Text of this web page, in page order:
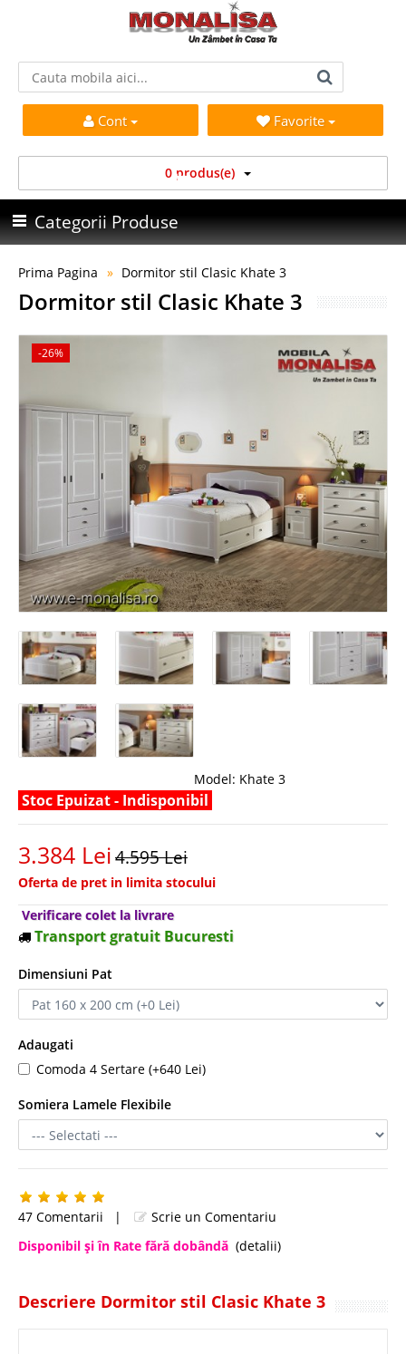
Cont Favorite
0 produs(e)
Categorii Produse
Prima Pagina Dormitor stil Clasic Khate 3
Dormitor stil Clasic Khate 3
-26%
Model: Khate 3
Stoc Epuizat - Indisponibil
3.384 Lei4.595 Lei
Oferta de pret in limita stocului
Verificare colet la livrare
Transport gratuit Bucuresti
Dimensiuni Pat
Adaugati
Comoda 4 Sertare (+640 Lei)
Somiera Lamele Flexibile
47 Comentarii |
Scrie un Comentariu
Disponibil şi în Rate fără dobândă (detalii)
Descriere Dormitor stil Clasic Khate 3